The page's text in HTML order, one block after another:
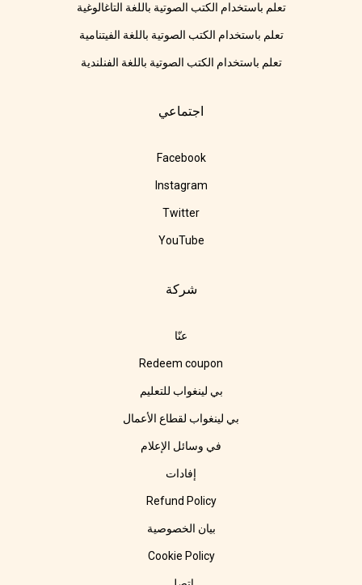
تعلم باستخدام الكتب الصوتية باللغة التاغالوغية
تعلم باستخدام الكتب الصوتية باللغة الفيتنامية
تعلم باستخدام الكتب الصوتية باللغة الفنلندية
اجتماعي
Facebook
Instagram
Twitter
YouTube
شركة
عنّا
Redeem coupon
بي لينغواب للتعليم
بي لينغواب لقطاع الأعمال
في وسائل الإعلام
إفادات
Refund Policy
بيان الخصوصية
Cookie Policy